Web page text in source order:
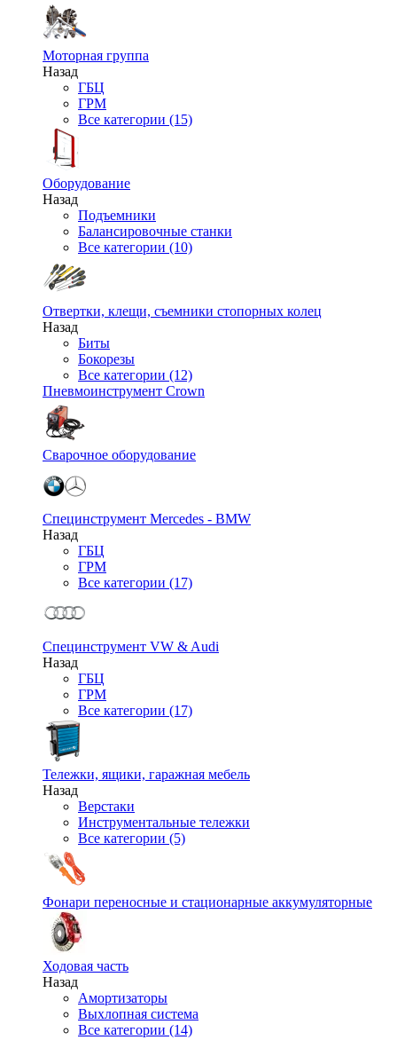
Моторная группа
Назад
ГБЦ
ГРМ
Все категории (15)
Оборудование
Назад
Подъемники
Балансировочные станки
Все категории (10)
Отвертки, клещи, съемники стопорных колец
Назад
Биты
Бокорезы
Все категории (12)
Пневмоинструмент Crown
Сварочное оборудование
Специнструмент Mercedes - BMW
Назад
ГБЦ
ГРМ
Все категории (17)
Специнструмент VW & Audi
Назад
ГБЦ
ГРМ
Все категории (17)
Тележки, ящики, гаражная мебель
Назад
Верстаки
Инструментальные тележки
Все категории (5)
Фонари переносные и стационарные аккумуляторные
Ходовая часть
Назад
Амортизаторы
Выхлопная система
Все категории (14)